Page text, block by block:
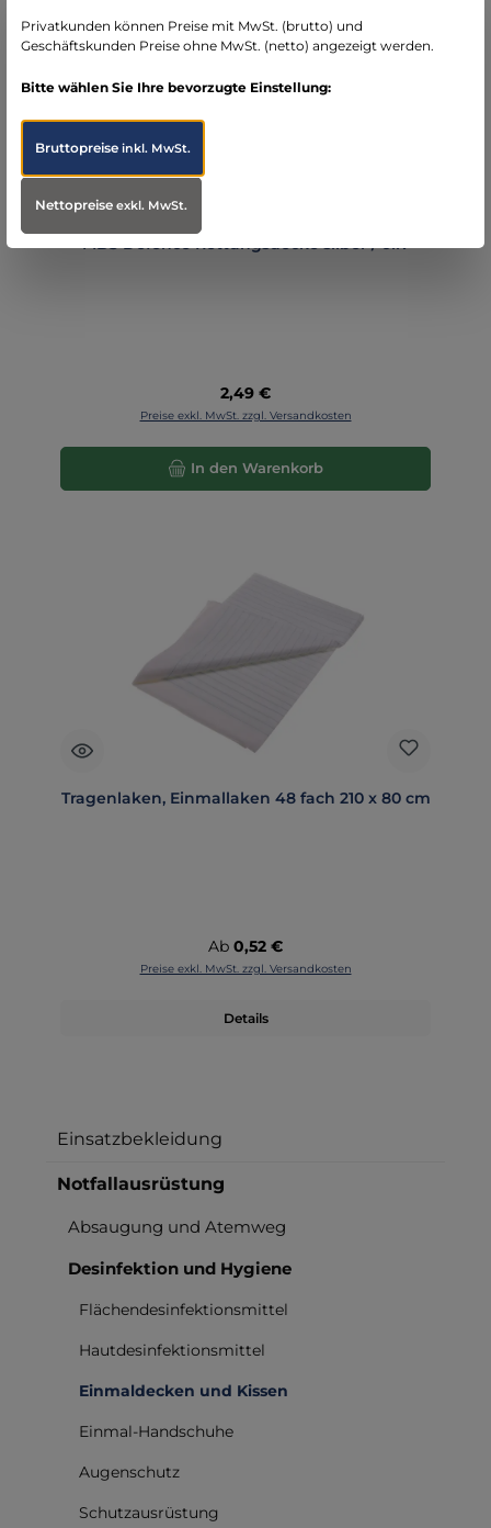
MBS Defence Rettungsdecke silber / oliv
Regulärer Preis:
2,49 €
Preise exkl. MwSt. zzgl. Versandkosten
In den Warenkorb
Tragenlaken, Einmallaken 48 fach 210 x 80 cm
Regulärer Preis:
Ab 0,52 €
Preise exkl. MwSt. zzgl. Versandkosten
Details
Einsatzbekleidung
Notfallausrüstung
Absaugung und Atemweg
Desinfektion und Hygiene
Flächendesinfektionsmittel
Hautdesinfektionsmittel
Einmaldecken und Kissen
Einmal-Handschuhe
Augenschutz
Schutzausrüstung
Privatkunden können Preise mit MwSt. (brutto) und
Geschäftskunden Preise ohne MwSt. (netto) angezeigt werden.
Bitte wählen Sie Ihre bevorzugte Einstellung:
Bruttopreiseinkl. MwSt.
Nettopreiseexkl. MwSt.